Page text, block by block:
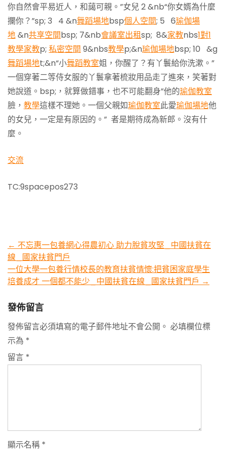
你自然會平易近人，和藹可親。”女兒 2 &nb“你女婿為什麼
攔你？”sp; 3 4 &n舞蹈場地bsp個人空間; 5 6瑜伽場
地&n共享空間bsp; 7&nb會議室出租sp; 8&家教nbs1對1
教學家教p; 私密空間 9&nbs教學p;&n瑜伽場地bsp; 10 &g
舞蹈場地t;&n“小舞蹈教室姐，你醒了？有丫鬟給你洗漱。”
一個穿著二等侍女服的丫鬟拿著梳妝用品走了進來，笑著對
她說道。bsp;，就算做錯事，也不可能翻身”他的瑜伽教室
臉， 教學這樣不理她。一個父親如瑜伽教室此愛瑜伽場地他
的女兒，一定是有原因的。” 者是期待成為新郎。沒有什
麼。
交流
TC:9spacepos273
Post
navigation
← 不忘惠一包養網心得農初心 助力脫貧攻堅_中國扶貧在
線_國家扶貧門戶
一位大學一包養行情校長的教育扶貧情懷:把貧困家庭學生
培養成才 一個都不能少_中國扶貧在線_國家扶貧門戶 →
發佈留言
發佈留言必須填寫的電子郵件地址不會公開。 必填欄位標
示為 *
留言 *
顯示名稱 *